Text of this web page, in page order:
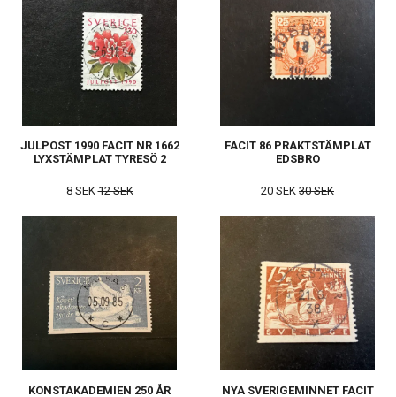
JULPOST 1990 FACIT NR 1662
LYXSTÄMPLAT TYRESÖ 2
8 SEK12 SEK
FACIT 86 PRAKTSTÄMPLAT
EDSBRO
20 SEK 30 SEK
KONSTAKADEMIEN 250 ÅR NYA SVERIGEMINNET FACIT